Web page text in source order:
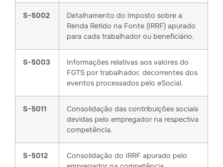
S-5002
Detalhamento do Imposto sobre a
Renda Retido na Fonte (IRRF) apurado
para cada trabalhador ou beneficiário.
S-5003
Informações relativas aos valores do
FGTS por trabalhador, decorrentes dos
eventos processados pelo eSocial.
S-5011
Consolidação das contribuições sociais
devidas pelo empregador na respectiva
competência.
S-5012
Consolidação do IRRF apurado pelo